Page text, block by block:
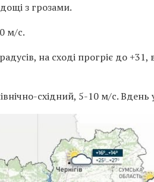
з грозами.
м/с.
на сході прогріє до +31,
східний, 5-10 м/с. Вдень